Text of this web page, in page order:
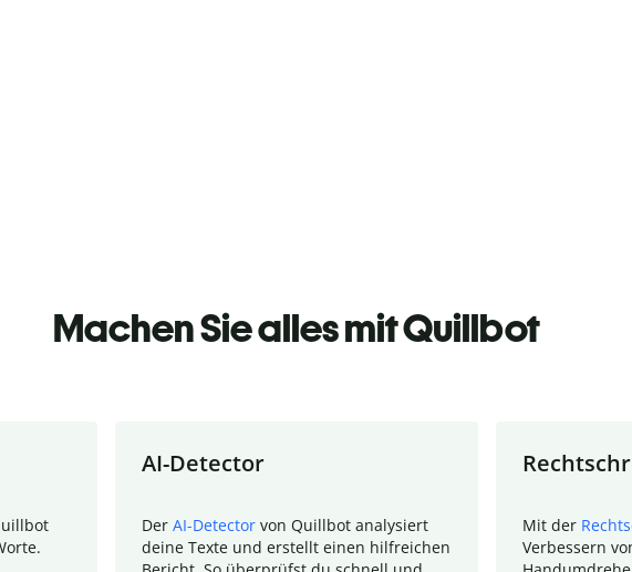
Machen Sie alles mit Quillbot
AI-Detector
Der AI-Detector von Quillbot analysiert
deine Texte und erstellt einen hilfreichen
Mit der
Verbessern